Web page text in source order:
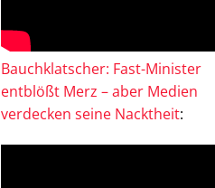
Bauchklatscher: Fast-Minister
entblößt Merz – aber Medien
verdecken seine Nacktheit: